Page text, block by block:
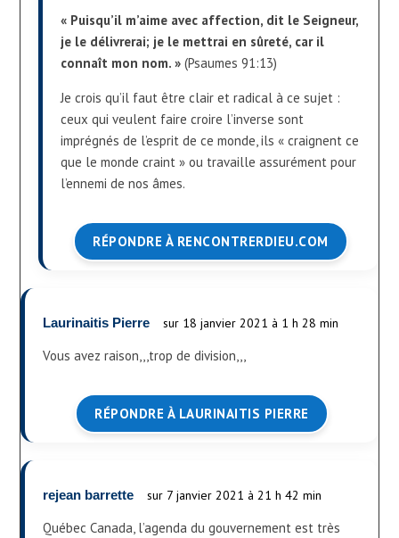
« Puisqu’il m’aime avec affection, dit le Seigneur,
je le délivrerai; je le mettrai en sûreté, car il
connaît mon nom. » (Psaumes 91:13)
Je crois qu’il faut être clair et radical à ce sujet :
ceux qui veulent faire croire l’inverse sont
imprégnés de l’esprit de ce monde, ils « craignent ce
que le monde craint » ou travaille assurément pour
l’ennemi de nos âmes.
RÉPONDRE À RENCONTRERDIEU.COM
Laurinaitis Pierre sur 18 janvier 2021 à 1 h 28 min
Vous avez raison,,,trop de division,,,
RÉPONDRE À LAURINAITIS PIERRE
rejean barrette sur 7 janvier 2021 à 21 h 42 min
Québec Canada, l’agenda du gouvernement est très